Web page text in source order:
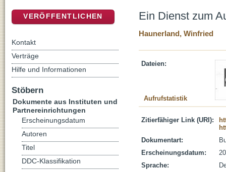
Ein Dienst zum
Haunerland, Winfried
Dateien:
Aufrufstatistik
Zitierfähiger Link (URI):
Dokumentart:
Erscheinungsdatum:
Sprache:
VERÖFFENTLICHEN
Kontakt
Verträge
Hilfe und Informationen
Stöbern
Dokumente aus Instituten und
Partnereinrichtungen
Erscheinungsdatum
Autoren
Titel
DDC-Klassifikation